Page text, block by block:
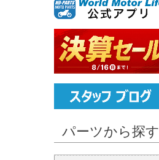
パーツから探す